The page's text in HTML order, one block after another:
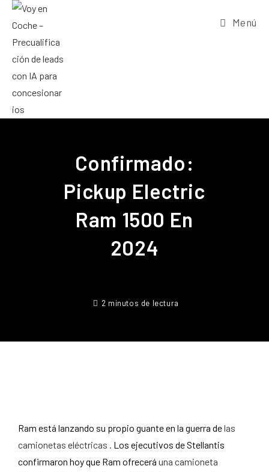
Menú
Confirmado:
Pickup Electric
Ram 1500 En
2024
2 minutos de lectura
Ram está lanzando su propio guante en la guerra delas
camionetas eléctricas . Los ejecutivos de Stellantis
confirmaron hoy que Ram ofrecerá una camioneta